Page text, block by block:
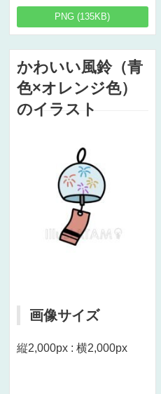
PNG (135KB)
かわいい風鈴（青
色×オレンジ色）
のイラスト
画像サイズ
縦2,000px : 横2,000px